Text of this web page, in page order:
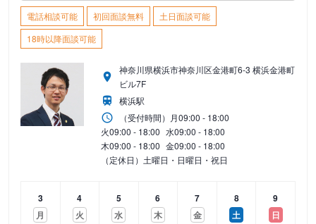
電話相談可能 初回面談無料
土日面談可能
18時以降面談可能
神奈川県横浜市神奈川区金港町6-3 横浜金港町
ビル7F
横浜駅
（受付時間） 月09:00 - 18:00
火09:00 - 18:00 水09:00 - 18:00
木09:00 - 18:00 金09:00 - 18:00
（定休日）土曜日・日曜日・祝日
3
月
4
火
5
水
6
木
7
金
8
土
9
日